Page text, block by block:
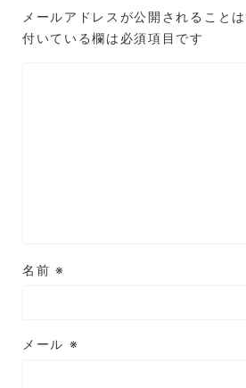
メールアドレスが公開されることは
付いている欄は必須項目です
名前※
メール ※